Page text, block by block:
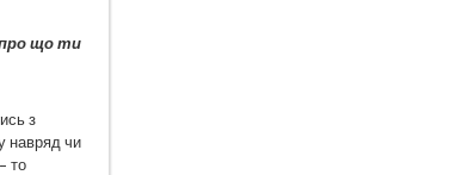
про що ти
з
навряд чи
то